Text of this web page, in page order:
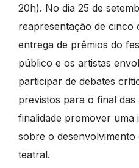
20h). No dia 25 de
reapresentação de cinco
entrega de prêmios do
público e os artistas
participar de debates
previstos para o final
finalidade promover uma
sobre o desenvolvimento
teatral.